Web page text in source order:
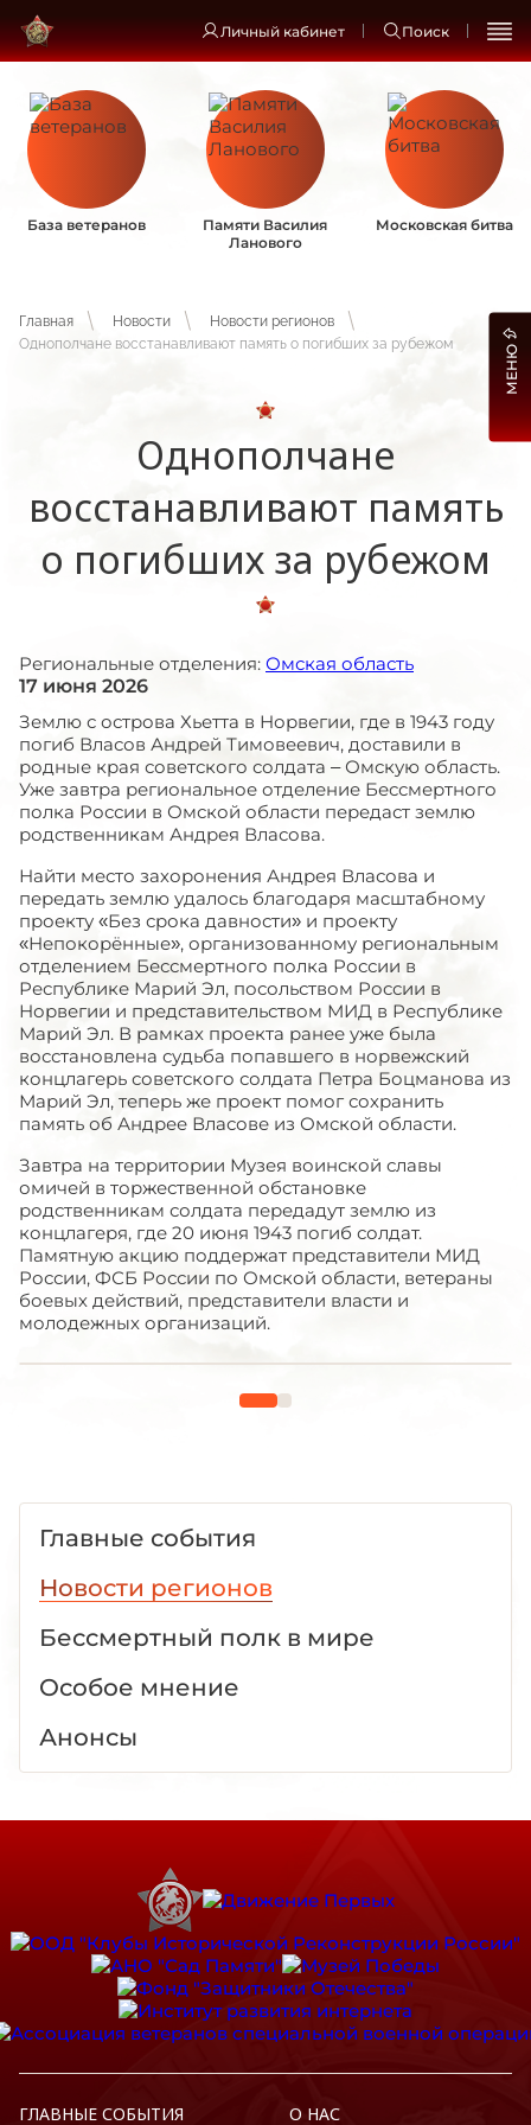
Личный кабинет Поиск
База ветеранов
Памяти Василия
Ланового
Московская битва
Главная Новости
Новости регионов
Однополчане восстанавливают память о погибших за рубежом
Однополчане
восстанавливают память
о погибших за рубежом
Региональные отделения: Омская область
17 июня 2026
Землю с острова Хьетта в Норвегии, где в 1943 году
погиб Власов Андрей Тимовеевич, доставили в
родные края советского солдата – Омскую область.
Уже завтра региональное отделение Бессмертного
полка России в Омской области передаст землю
родственникам Андрея Власова.
Найти место захоронения Андрея Власова и
передать землю удалось благодаря масштабному
проекту «Без срока давности» и проекту
«Непокорённые», организованному региональным
отделением Бессмертного полка России в
Республике Марий Эл, посольством России в
Норвегии и представительством МИД в Республике
Марий Эл. В рамках проекта ранее уже была
восстановлена судьба попавшего в норвежский
концлагерь советского солдата Петра Боцманова из
Марий Эл, теперь же проект помог сохранить
память об Андрее Власове из Омской области.
Завтра на территории Музея воинской славы
омичей в торжественной обстановке
родственникам солдата передадут землю из
концлагеря, где 20 июня 1943 погиб солдат.
Памятную акцию поддержат представители МИД
России, ФСБ России по Омской области, ветераны
боевых действий, представители власти и
молодежных организаций.
Главные события
Новости регионов
Бессмертный полк в мире
Особое мнение
Анонсы
МЕНЮ
ГЛАВНЫЕ СОБЫТИЯ О НАС